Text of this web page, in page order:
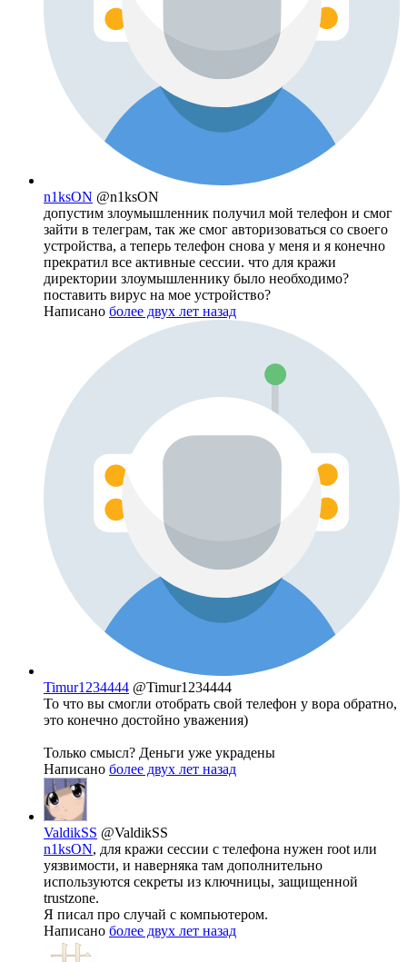
n1ksON @n1ksON
допустим злоумышленник получил мой телефон и смог
зайти в телеграм, так же смог авторизоваться со своего
устройства, а теперь телефон снова у меня и я конечно
прекратил все активные сессии. что для кражи
директории злоумышленнику было необходимо?
поставить вирус на мое устройство?
Написано более двух лет назад
Timur1234444 @Timur1234444
То что вы смогли отобрать свой телефон у вора обратно,
это конечно достойно уважения)
Только смысл? Деньги уже украдены
Написано более двух лет назад
ValdikSS @ValdikSS
n1ksON, для кражи сессии с телефона нужен root или
уязвимости, и наверняка там дополнительно
используются секреты из ключницы, защищенной
trustzone.
Я писал про случай с компьютером.
Написано более двух лет назад